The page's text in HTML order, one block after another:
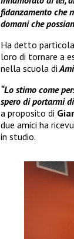
fidanzamento che
domani che
Ha detto
loro di tornare a
nella scuola di
“Lo stimo come
spero di portarmi
a proposito di
due amici ha
in studio.